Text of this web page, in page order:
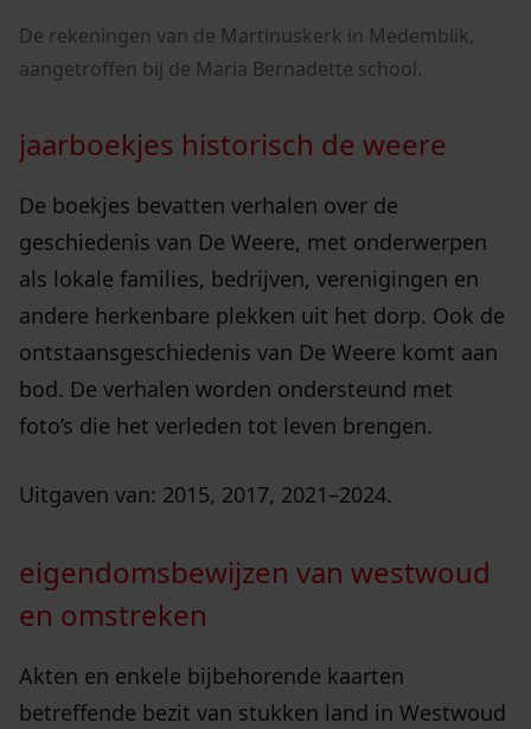
De rekeningen van de Martinuskerk in Medemblik,
aangetroffen bij de Maria Bernadette school.
jaarboekjes historisch de weere
De boekjes bevatten verhalen over de
geschiedenis van De Weere, met onderwerpen
als lokale families, bedrijven, verenigingen en
andere herkenbare plekken uit het dorp. Ook de
ontstaansgeschiedenis van De Weere komt aan
bod. De verhalen worden ondersteund met
foto’s die het verleden tot leven brengen.
Uitgaven van: 2015, 2017, 2021–2024.
eigendomsbewijzen van westwoud
en omstreken
Akten en enkele bijbehorende kaarten
betreffende bezit van stukken land in Westwoud